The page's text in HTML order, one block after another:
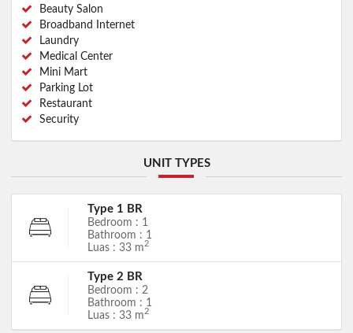
Beauty Salon
Broadband Internet
Laundry
Medical Center
Mini Mart
Parking Lot
Restaurant
Security
UNIT TYPES
Type 1 BR
Bedroom : 1
Bathroom : 1
Luas : 33 m2
Type 2 BR
Bedroom : 2
Bathroom : 1
Luas : 33 m2